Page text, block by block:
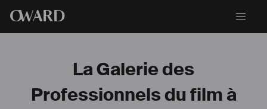
OWARD
La Galerie des
Professionnels du film à